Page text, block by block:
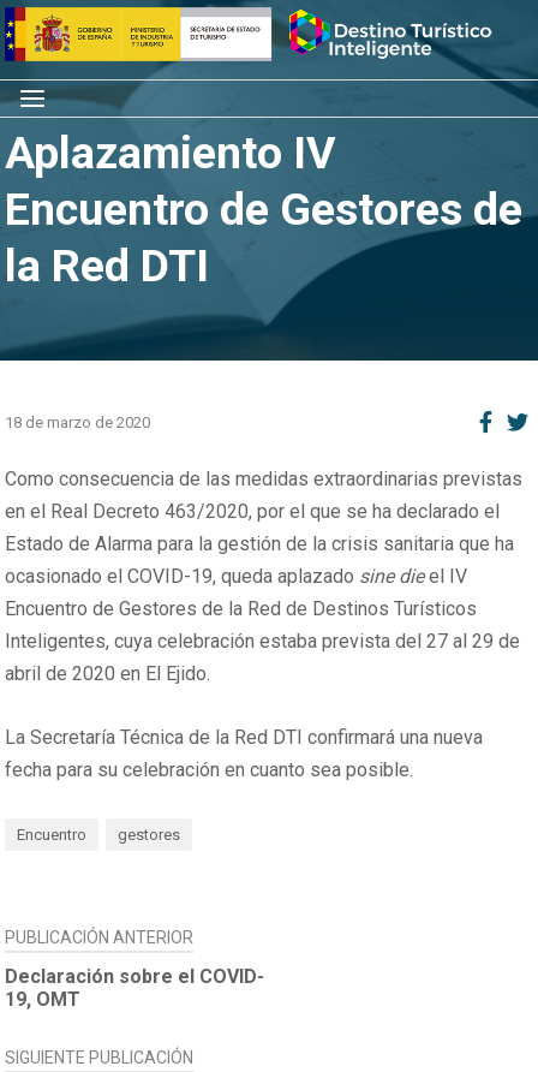
Saltar
al
contenido
Inicio
Menú
Aplazamiento IV
Encuentro de Gestores de
la Red DTI
18 de marzo de 2020
Como consecuencia de las medidas extraordinarias previstas
en el Real Decreto 463/2020, por el que se ha declarado el
Estado de Alarma para la gestión de la crisis sanitaria que ha
ocasionado el COVID-19, queda aplazado sine dieel IV
Encuentro de Gestores de la Red de Destinos Turísticos
Inteligentes, cuya celebración estaba prevista del 27 al 29 de
abril de 2020 en El Ejido.
La Secretaría Técnica de la Red DTI confirmará una nueva
fecha para su celebración en cuanto sea posible.
Encuentro gestores
NAVEGACIÓN
DE
ENTRADAS
PUBLICACIÓN ANTERIOR
Declaración sobre el COVID-
19, OMT
SIGUIENTE PUBLICACIÓN